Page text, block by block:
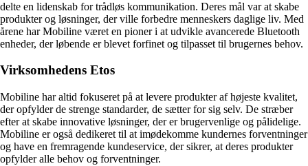
delte en lidenskab for trådløs kommunikation. Deres mål var at skabe
produkter og løsninger, der ville forbedre menneskers daglige liv. Med
årene har Mobiline været en pioner i at udvikle avancerede Bluetooth
enheder, der løbende er blevet forfinet og tilpasset til brugernes behov.
Virksomhedens Etos
Mobiline har altid fokuseret på at levere produkter af højeste kvalitet,
der opfylder de strenge standarder, de sætter for sig selv. De stræber
efter at skabe innovative løsninger, der er brugervenlige og pålidelige.
Mobiline er også dedikeret til at imødekomme kundernes forventninger
og have en fremragende kundeservice, der sikrer, at deres produkter
opfylder alle behov og forventninger.